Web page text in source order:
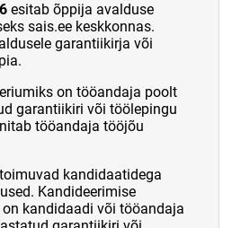
esitab õppija avalduse
sais.ee keskkonnas.
garantiikirja või
on tööandaja poolt
garantiikiri või töölepingu
tööandaja tööjõu
toimuvad kandidaatidega
Kandideerimise
kandidaadi või tööandaja